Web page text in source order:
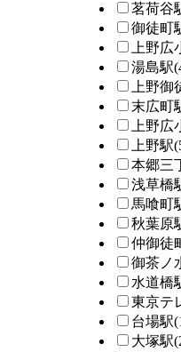
茗荷谷
御徒町
上野広
湯島駅
上野御
末広町
上野広
上野駅
本郷三
浅草橋
馬喰町
秋葉原
仲御徒
御茶ノ
水道橋
東京テ
台場駅
大塚駅